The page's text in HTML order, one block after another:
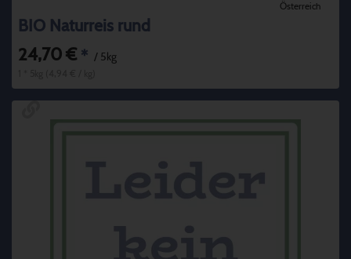
Österreich
BIO Naturreis rund
24,70 € * / 5kg